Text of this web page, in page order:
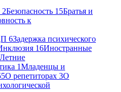
2Безопасность 15Братья и
к
6Задержка психического
16Иностранные
Летние
1Младенцы и
О репетиторах 3О